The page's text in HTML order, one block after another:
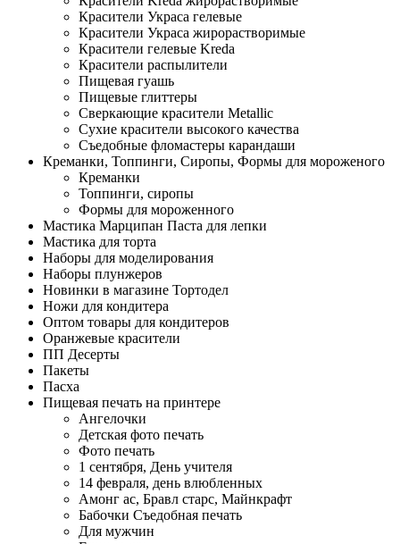
Красители Украса гелевые
Красители Украса жирорастворимые
Красители гелевые Kreda
Красители распылители
Пищевая гуашь
Пищевые глиттеры
Сверкающие красители Metallic
Сухие красители высокого качества
Съедобные фломастеры карандаши
Креманки, Топпинги, Сиропы, Формы для мороженого
Креманки
Топпинги, сиропы
Формы для мороженного
Мастика Марципан Паста для лепки
Мастика для торта
Наборы для моделирования
Наборы плунжеров
Новинки в магазине Тортодел
Ножи для кондитера
Оптом товары для кондитеров
Оранжевые красители
ПП Десерты
Пакеты
Пасха
Пищевая печать на принтере
Ангелочки
Детская фото печать
Фото печать
1 сентября, День учителя
14 февраля, день влюбленных
Амонг ас, Бравл старс, Майнкрафт
Бабочки Съедобная печать
Для мужчин